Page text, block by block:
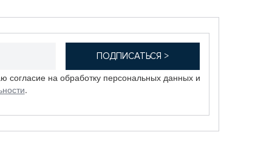
согласие на обработку персональных данных и
.